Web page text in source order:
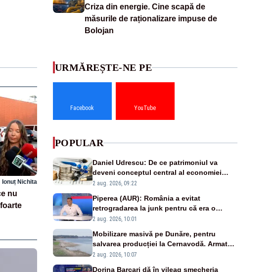
Criza din energie. Cine scapă de
măsurile de raționalizare impuse de
Bolojan
Ionuț Nichita
nu
URMĂREȘTE-NE PE
Facebook YouTube
POPULAR
Daniel Udrescu: De ce patrimoniul va
deveni conceptul central al economiei
viitoare?
2 aug. 2026, 09:22
Piperea (AUR): România a evitat
retrogradarea la junk pentru că era o
catastrofă pentru bănci și fondurile de
2 aug. 2026, 10:01
Mobilizare masivă pe Dunăre, pentru
salvarea producției la Cernavodă. Armata
va detona o stâncă și va devia apa
2 aug. 2026, 10:07
Dorina Barcari dă în vileag șmecheria